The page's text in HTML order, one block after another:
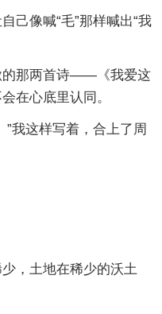
己像喊“毛”那样喊出“我
的那两首诗――《我爱这
在心底里认同。
我这样写着，合上了周
，土地在稀少的沃土